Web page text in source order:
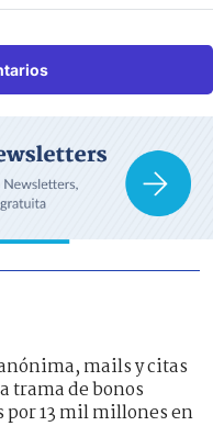
mails y citas
trama de bonos
por 13 mil millones en